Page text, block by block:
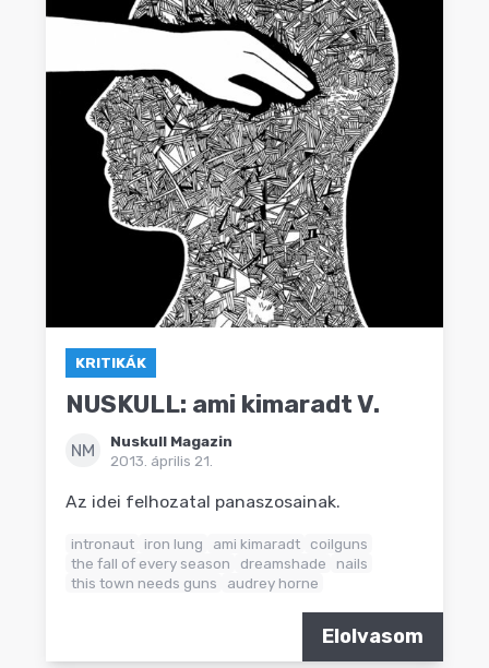
PREMIEREK
MÁSVILÁG
KRITIKÁK
NUSKULL: ami kimaradt V.
NM
Nuskull Magazin
2013. április 21.
Az idei felhozatal panaszosainak.
intronaut iron lung ami kimaradt coilguns
the fall of every season
dreamshade
nails
this town needs guns
audrey horne
Elolvasom